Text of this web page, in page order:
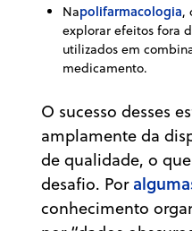
Napolifarmacologia,
explorar efeitos fora
utilizados em
medicamento.
O sucesso desses
amplamente da
de qualidade, o
desafio. Por
conhecimento